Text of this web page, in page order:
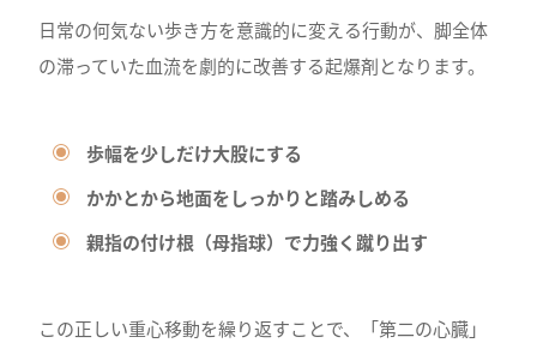
日常の何気ない歩き方を意識的に変える行動が、脚全体
の滞っていた血流を劇的に改善する起爆剤となります。
歩幅を少しだけ大股にする
かかとから地面をしっかりと踏みしめる
親指の付け根（母指球）で力強く蹴り出す
この正しい重心移動を繰り返すことで、「第二の心臓」